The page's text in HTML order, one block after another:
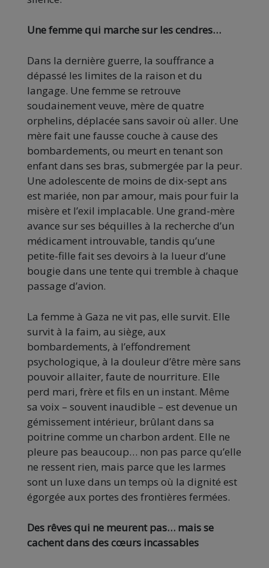
Une femme qui marche sur les cendres…
Dans la dernière guerre, la souffrance a
dépassé les limites de la raison et du
langage. Une femme se retrouve
soudainement veuve, mère de quatre
orphelins, déplacée sans savoir où aller. Une
mère fait une fausse couche à cause des
bombardements, ou meurt en tenant son
enfant dans ses bras, submergée par la peur.
Une adolescente de moins de dix-sept ans
est mariée, non par amour, mais pour fuir la
misère et l’exil implacable. Une grand-mère
avance sur ses béquilles à la recherche d’un
médicament introuvable, tandis qu’une
petite-fille fait ses devoirs à la lueur d’une
bougie dans une tente qui tremble à chaque
passage d’avion.
La femme à Gaza ne vit pas, elle survit. Elle
survit à la faim, au siège, aux
bombardements, à l’effondrement
psychologique, à la douleur d’être mère sans
pouvoir allaiter, faute de nourriture. Elle
perd mari, frère et fils en un instant. Même
sa voix – souvent inaudible – est devenue un
gémissement intérieur, brûlant dans sa
poitrine comme un charbon ardent. Elle ne
pleure pas beaucoup… non pas parce qu’elle
ne ressent rien, mais parce que les larmes
sont un luxe dans un temps où la dignité est
égorgée aux portes des frontières fermées.
Des rêves qui ne meurent pas… mais se
cachent dans des cœurs incassables